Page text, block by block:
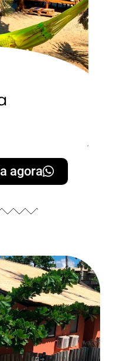
para tornar-se
do Município de
agora